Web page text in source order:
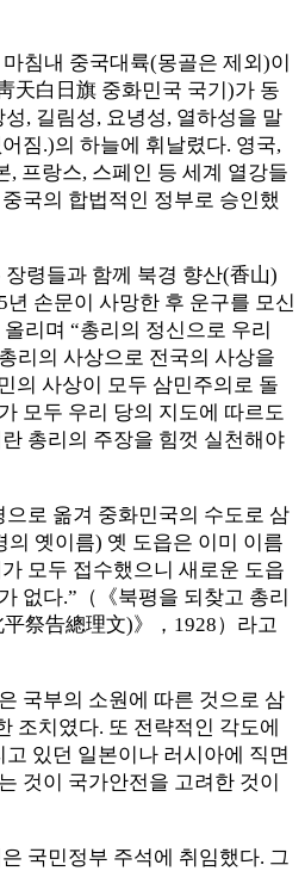
침내 중국대륙(몽골은 제외)이
天白日旗 중화민국 국기)가 동
, 길림성, 요녕성, 열하성을 말
짐.)의 하늘에 휘날렸다. 영국,
, 프랑스, 스페인 등 세계 열강들
국의 합법적인 정부로 승인했
령들과 함께 북경 향산(香山)
손문이 사망한 후 운구를 모신
리며 “총리의 정신으로 우리
리의 사상으로 전국의 사상을
의 사상이 모두 삼민주의로 돌
모두 우리 당의 지도에 따르도
총리의 주장을 힘껏 실천해야
로 옮겨 중화민국의 수도로 삼
의 옛이름) 옛 도읍은 이미 이름
모두 접수했으니 새로운 도읍
없다.”（《북평을 되찾고 총리
祭告總理文)》，1928）라고
국부의 소원에 따른 것으로 삼
조치였다. 또 전략적인 각도에
있던 일본이나 러시아에 직면
것이 국가안전을 고려한 것이
국민정부 주석에 취임했다. 그